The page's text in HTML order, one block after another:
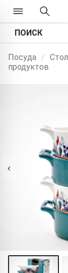
ПОИСК
Посуда /
продуктов
‹